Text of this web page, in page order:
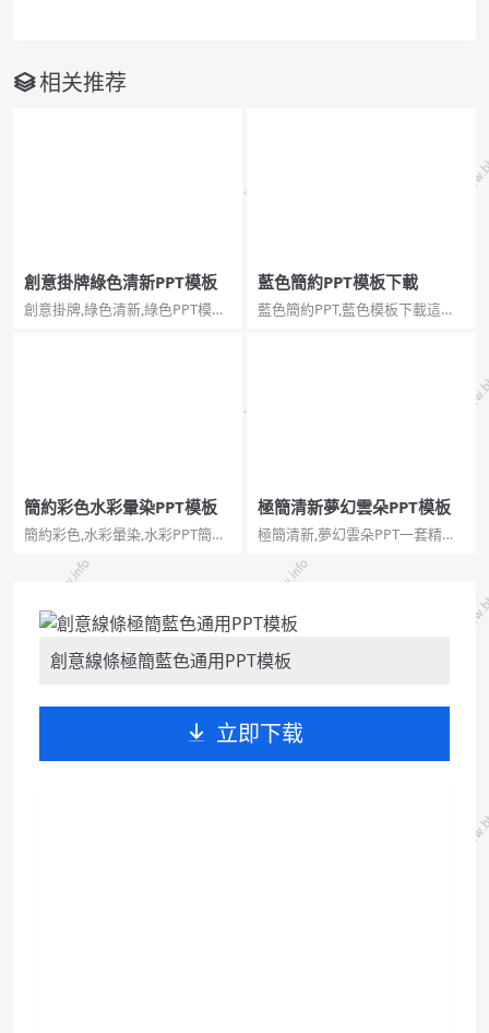
相关推荐
創意掛牌綠色清新PPT模板
創意掛牌,綠色清新,綠色PPT模板
藍色簡約PPT模板下載
藍色簡約PPT,藍色模板下載這是
簡約彩色水彩暈染PPT模板
簡約彩色,水彩暈染,水彩PPT簡約
約通用幻燈片模板，清新多彩配
色，水彩暈染效果裝飾，通用性
極簡清新夢幻雲朵PPT模板
極簡清新,夢幻雲朵PPT一套精美
藝術星球、雲朵、星空裝飾，通
用性強。...
創意線條極簡藍色通用PPT模板
立即下载